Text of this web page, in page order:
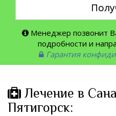
Менеджер позвонит
подробности и
Гарантия
Лечение в
Пятигорск: